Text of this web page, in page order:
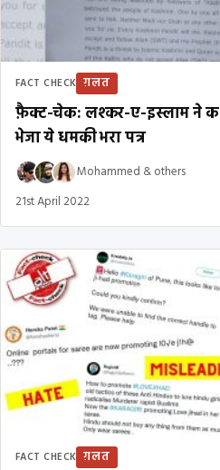
FACT CHECK ग़लत
फ़ैक्ट-चेक: लश्कर-ए-इस्लाम ने
भेजा ये धमकी भरा पत्र
Mohammed &others
21st April 2022
FACT CHECK ग़लत